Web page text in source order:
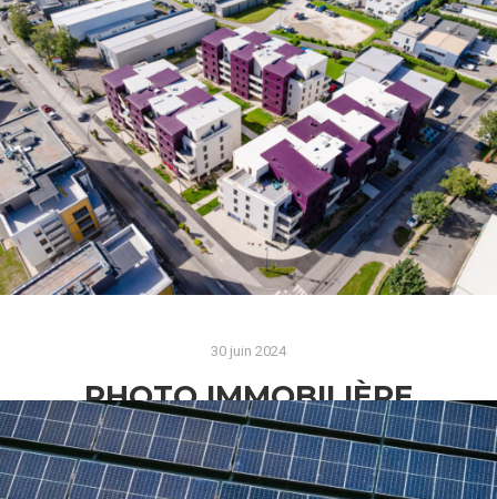
L’Art de la Photographie Aérienne Le Mont Blanc,
le plus haut sommet des Alpes, est une
merveille…
Lire la suite
30 juin 2024
PHOTO IMMOBILIÈRE
CROLLES